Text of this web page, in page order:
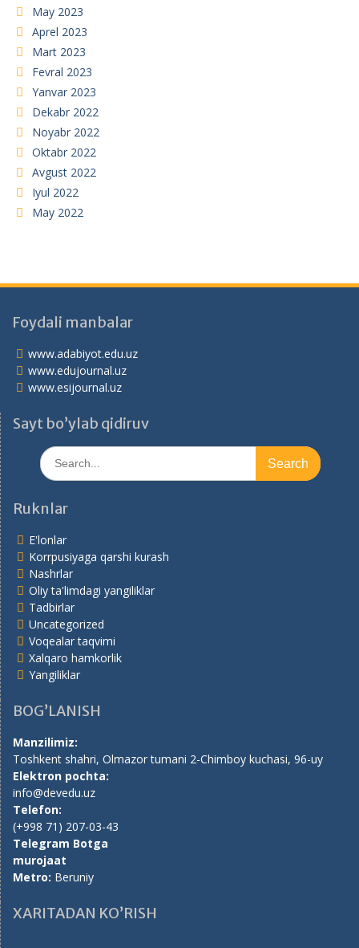
May 2023
Aprel 2023
Mart 2023
Fevral 2023
Yanvar 2023
Dekabr 2022
Noyabr 2022
Oktabr 2022
Avgust 2022
Iyul 2022
May 2022
Foydali manbalar
www.adabiyot.edu.uz
www.edujournal.uz
www.esijournal.uz
Sayt bo’ylab qidiruv
Search
for:
Ruknlar
E'lonlar
Korrpusiyaga qarshi kurash
Nashrlar
Oliy ta'limdagi yangiliklar
Tadbirlar
Uncategorized
Voqealar taqvimi
Xalqaro hamkorlik
Yangiliklar
BOG’LANISH
Manzilimiz:
Toshkent shahri, Olmazor tumani 2-Chimboy kuchasi, 96-uy
Elektron pochta:
info@devedu.uz
Telefon:
(+998 71) 207-03-43
Telegram Botga
murojaat
Metro: Beruniy
XARITADAN KO’RISH